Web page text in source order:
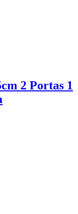
2 Portas 1